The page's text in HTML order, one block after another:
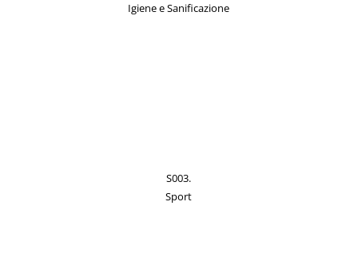
Igiene e Sanificazione
S003.
Sport